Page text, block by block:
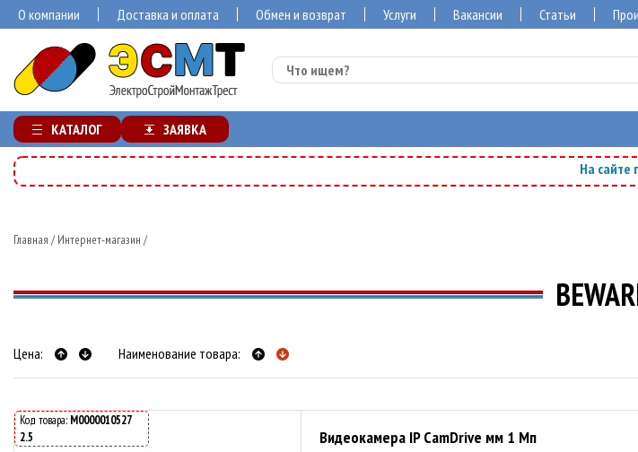
О компании Доставка и оплата Обмен и возврат Услуги Вакансии Статьи
КАТАЛОГ ЗАЯВКА
На сайте
Главная / Интернет-магазин /
Цена: Наименование товара:
Код товара: M0000010527
2.5
Видеокамера IP CamDrive мм 1 Мп